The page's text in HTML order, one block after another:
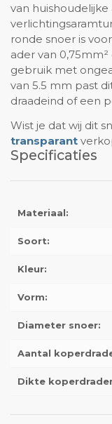
van
ronde snoer is
ader van
gebruik met
van 5.5 mm past
draadeind of een
Wist je dat wij dit
transparant
Specificaties
Materiaal:
Soort:
Kleur:
Vorm:
Diameter snoer:
Aantal
Dikte